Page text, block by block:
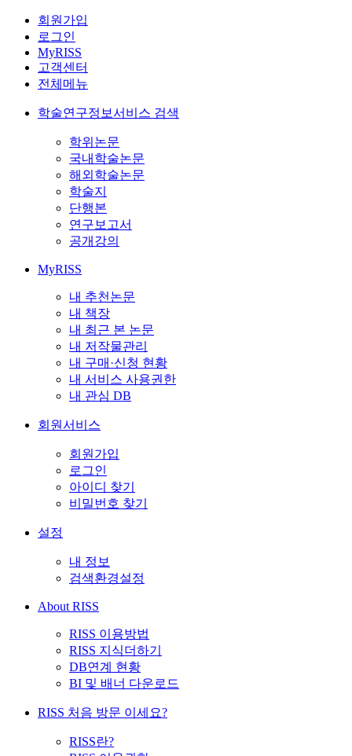
회원가입
로그인
MyRISS
고객센터
전체메뉴
학술연구정보서비스 검색
학위논문
국내학술논문
해외학술논문
학술지
단행본
연구보고서
공개강의
MyRISS
내 추천논문
내 책장
내 최근 본 논문
내 저작물관리
내 구매·신청 현황
내 서비스 사용권한
내 관심 DB
회원서비스
회원가입
로그인
아이디 찾기
비밀번호 찾기
설정
내 정보
검색환경설정
About RISS
RISS 이용방법
RISS 지식더하기
DB연계 현황
BI 및 배너 다운로드
RISS 처음 방문 이세요?
RISS란?